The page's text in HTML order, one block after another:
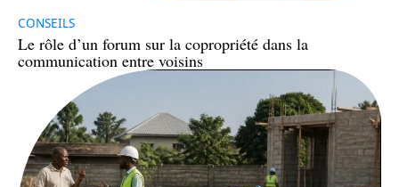
CONSEILS
Le rôle d’un forum sur la copropriété dans la
communication entre voisins